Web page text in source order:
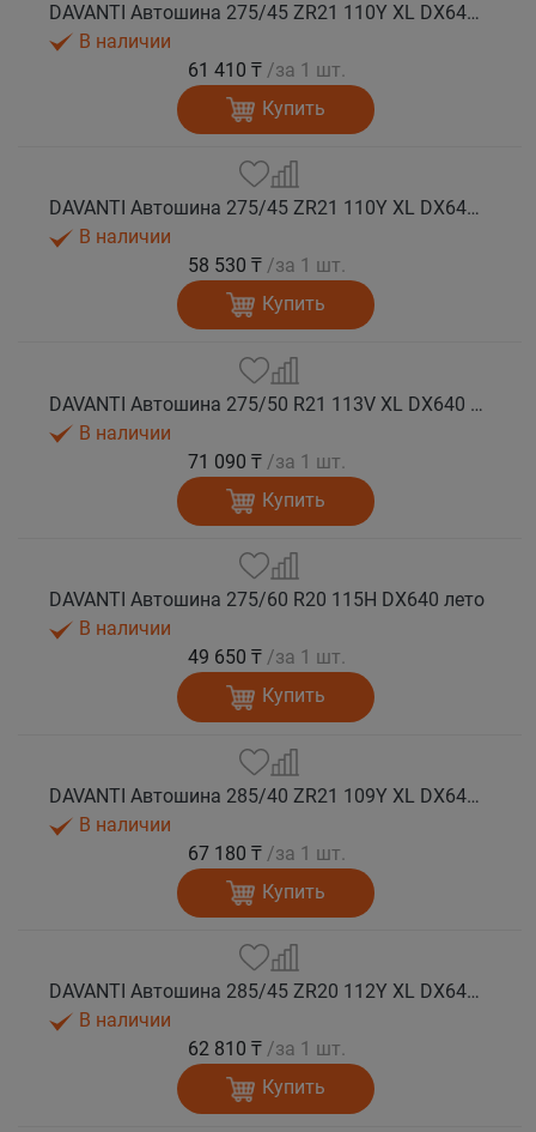
DAVANTI Автошина 275/45 ZR21 110Y XL DX640 RPR лето (Таиланд)
В наличии
61 410 ₸ /за 1 шт.
Купить
DAVANTI Автошина 275/45 ZR21 110Y XL DX640 RPR лето
В наличии
58 530 ₸ /за 1 шт.
Купить
DAVANTI Автошина 275/50 R21 113V XL DX640 RPR лето
В наличии
71 090 ₸ /за 1 шт.
Купить
DAVANTI Автошина 275/60 R20 115H DX640 лето
В наличии
49 650 ₸ /за 1 шт.
Купить
DAVANTI Автошина 285/40 ZR21 109Y XL DX640 RPR лето (Таиланд)
В наличии
67 180 ₸ /за 1 шт.
Купить
DAVANTI Автошина 285/45 ZR20 112Y XL DX640 RPR лето (Таиланд)
В наличии
62 810 ₸ /за 1 шт.
Купить